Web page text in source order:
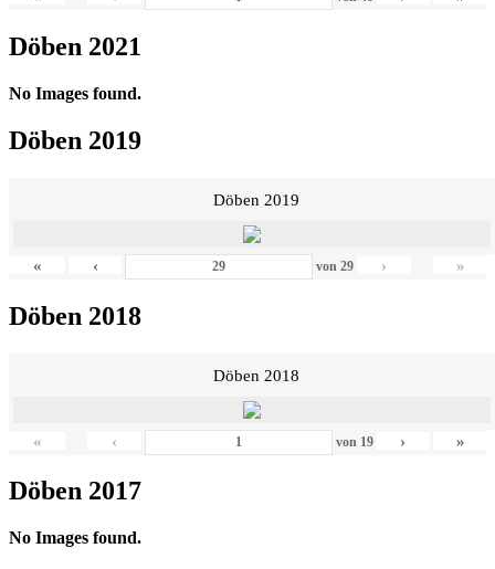
Döben 2021
No Images found.
Döben 2019
Döben 2019
« ‹ von29 › »
Döben 2018
Döben 2018
« ‹ von 19 › »
Döben 2017
No Images found.